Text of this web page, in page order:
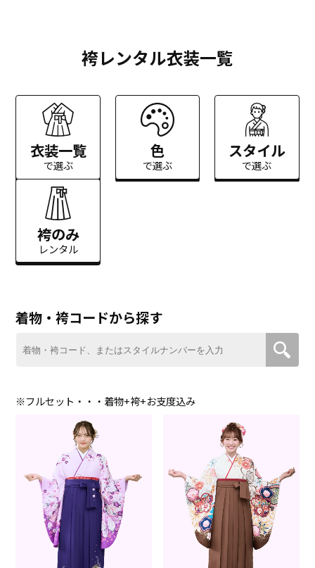
袴レンタル衣装一覧
衣装一覧
で選ぶ
色
で選ぶ
スタイル
で選ぶ
袴のみ
レンタル
着物・袴コードから探す
※フルセット・・・着物+袴+お支度込み